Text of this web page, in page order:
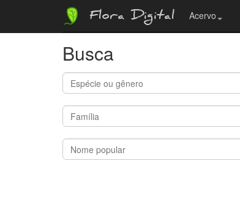
Flora Digital Acervo
Busca